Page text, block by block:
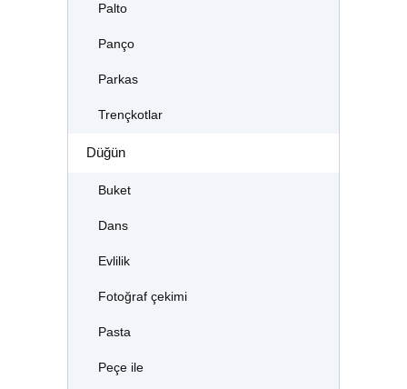
Palto
Panço
Parkas
Trençkotlar
Düğün
Buket
Dans
Evlilik
Fotoğraf çekimi
Pasta
Peçe ile